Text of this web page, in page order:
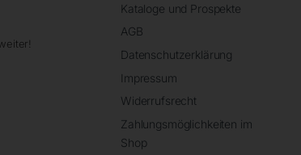
Kataloge und Prospekte
AGB
Datenschutzerklärung
Impressum
Widerrufsrecht
Zahlungsmöglichkeiten im
Shop